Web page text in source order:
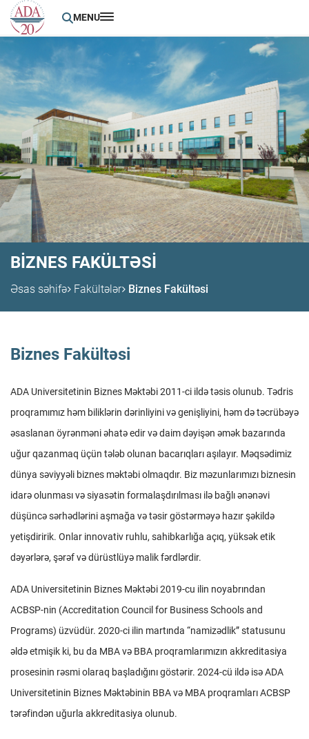
MENU
BIZNES FAKÜLTƏSI
Əsas səhifə Fakültələr Biznes Fakültəsi
Biznes Fakültəsi
ADA Universitetinin Biznes Məktəbi 2011-ci ildə təsis olunub. Tədris
proqramımız həm biliklərin dərinliyini və genişliyini, həm də təcrübəyə
əsaslanan öyrənməni əhatə edir və daim dəyişən əmək bazarında
uğur qazanmaq üçün tələb olunan bacarıqları aşılayır. Məqsədimiz
dünya səviyyəli biznes məktəbi olmaqdır. Biz məzunlarımızı biznesin
idarə olunması və siyasətin formalaşdırılması ilə bağlı ənənəvi
düşüncə sərhədlərini aşmağa və təsir göstərməyə hazır şəkildə
yetişdiririk. Onlar innovativ ruhlu, sahibkarlığa açıq, yüksək etik
dəyərlərə, şərəf və dürüstlüyə malik fərdlərdir.
ADA Universitetinin Biznes Məktəbi 2019-cu ilin noyabrından
ACBSP-nin (Accreditation Council for Business Schools and
Programs) üzvüdür. 2020-ci ilin martında “namizədlik” statusunu
əldə etmişik ki, bu da MBA və BBA proqramlarımızın akkreditasiya
prosesinin rəsmi olaraq başladığını göstərir. 2024-cü ildə isə ADA
Universitetinin Biznes Məktəbinin BBA və MBA proqramları ACBSP
tərəfindən uğurla akkreditasiya olunub.